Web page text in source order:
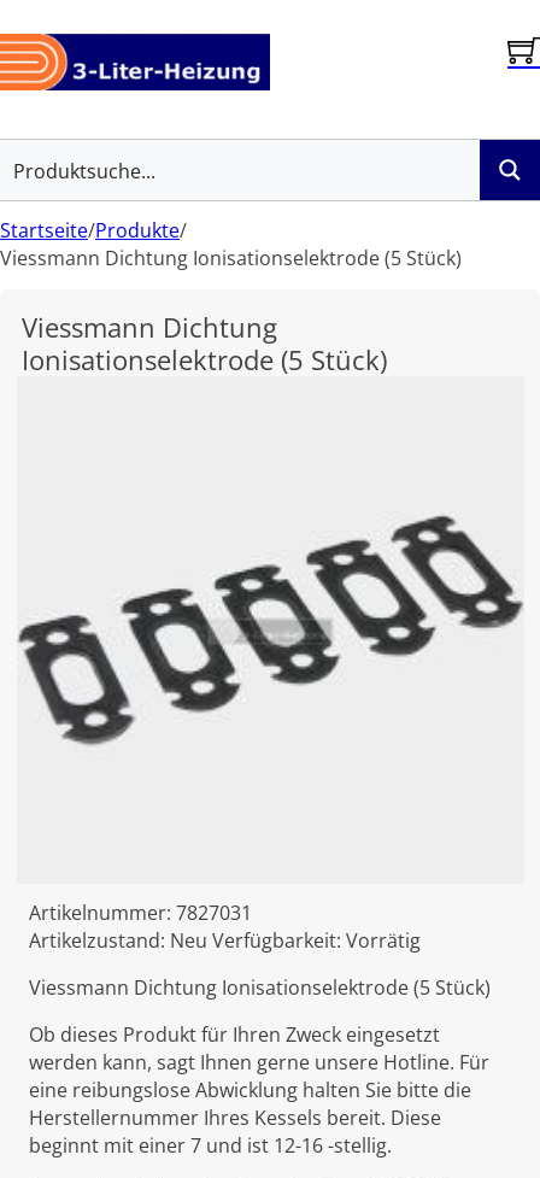
Startseite/Produkte/
Viessmann Dichtung Ionisationselektrode (5 Stück)
Viessmann Dichtung
Ionisationselektrode (5 Stück)
Artikelnummer: 7827031
Artikelzustand: Neu Verfügbarkeit: Vorrätig
Viessmann Dichtung Ionisationselektrode (5 Stück)
Ob dieses Produkt für Ihren Zweck eingesetzt
werden kann, sagt Ihnen gerne unsere Hotline. Für
eine reibungslose Abwicklung halten Sie bitte die
Herstellernummer Ihres Kessels bereit. Diese
beginnt mit einer 7 und ist 12-16 -stellig.